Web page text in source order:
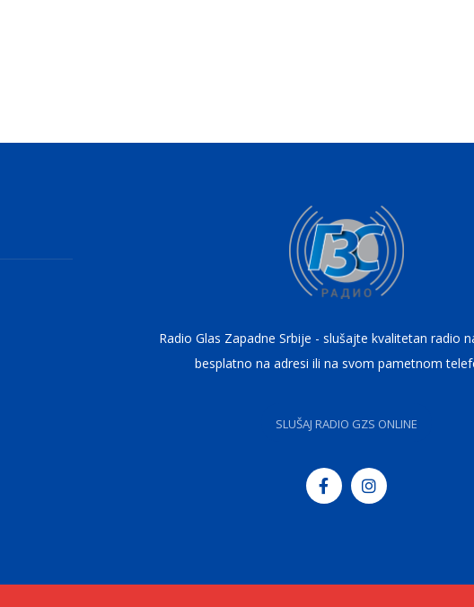
Radio Glas Zapadne Srbije - slušajte kvalitetan radio
besplatno na adresi ili na svom pametnom
SLUŠAJ RADIO GZS ONLINE